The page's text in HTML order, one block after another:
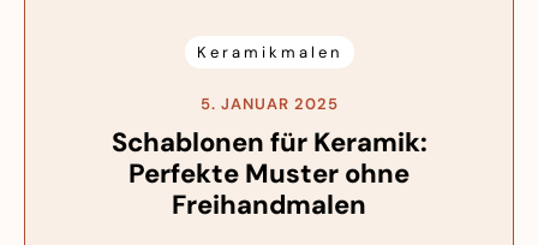
Keramikmalen
5. JANUAR 2025
Schablonen für Keramik:
Perfekte Muster ohne
Freihandmalen